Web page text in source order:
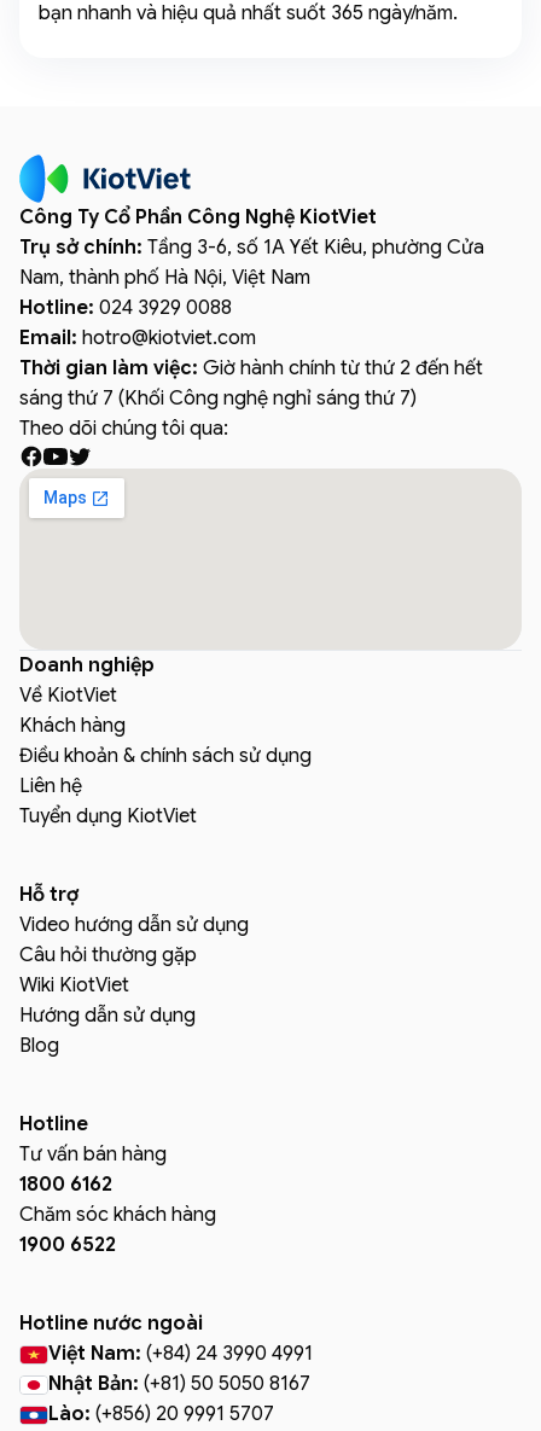
bạn nhanh và hiệu quả nhất suốt 365 ngày/năm.
Công Ty Cổ Phần Công Nghệ KiotViet
Trụ sở chính: Tầng 3-6, số 1A Yết Kiêu, phường Cửa
Nam, thành phố Hà Nội, Việt Nam
Hotline: 024 3929 0088
Email: hotro@kiotviet.com
Thời gian làm việc: Giờ hành chính từ thứ 2 đến hết
sáng thứ 7 (Khối Công nghệ nghỉ sáng thứ 7)
Theo dõi chúng tôi qua:
Doanh nghiệp
Về KiotViet
Khách hàng
Điều khoản & chính sách sử dụng
Liên hệ
Tuyển dụng KiotViet
Hỗ trợ
Video hướng dẫn sử dụng
Câu hỏi thường gặp
Wiki KiotViet
Hướng dẫn sử dụng
Blog
Hotline
Tư vấn bán hàng
1800 6162
Chăm sóc khách hàng
1900 6522
Hotline nước ngoài
Việt Nam: (+84) 24 3990 4991
Nhật Bản: (+81) 50 5050 8167
Lào: (+856) 20 9991 5707